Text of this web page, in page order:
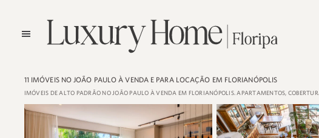
11 IMÓVEIS NO JOÃO PAULO À VENDA E PARA LOCAÇÃO EM FLORIANÓPOLIS
IMÓVEIS DE ALTO PADRÃO NO JOÃO PAULO À VENDA EM FLORIANÓPOLIS. APARTAMENTOS,